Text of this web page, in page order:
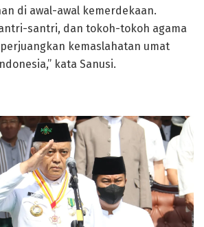
di awal-awal kemerdekaan.
santri, dan tokoh-tokoh agama
kemaslahatan umat
kata Sanusi.